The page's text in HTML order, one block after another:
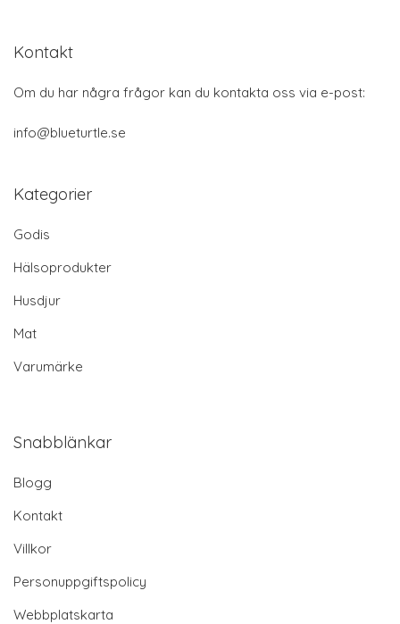
Kontakt
Om du har några frågor kan du kontakta oss via e-post:
info@blueturtle.se
Kategorier
Godis
Hälsoprodukter
Husdjur
Mat
Varumärke
Snabblänkar
Blogg
Kontakt
Villkor
Personuppgiftspolicy
Webbplatskarta